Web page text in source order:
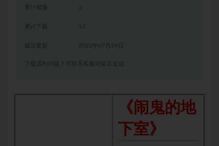
累计销量 2
累计下载 13
2022年07月14日
下载遇到问题？可联系客服或留言反馈
《闹鬼的地
下室》